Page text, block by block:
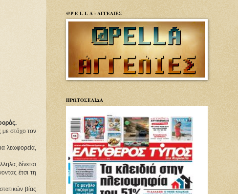
με στόχο τον
λεωφορεία,
δίνεται
έτσι τη
βίας
@P E L L A - ΑΓΓΕΛΙΕΣ
ΠΡΩΤΟΣΕΛΙΔΑ